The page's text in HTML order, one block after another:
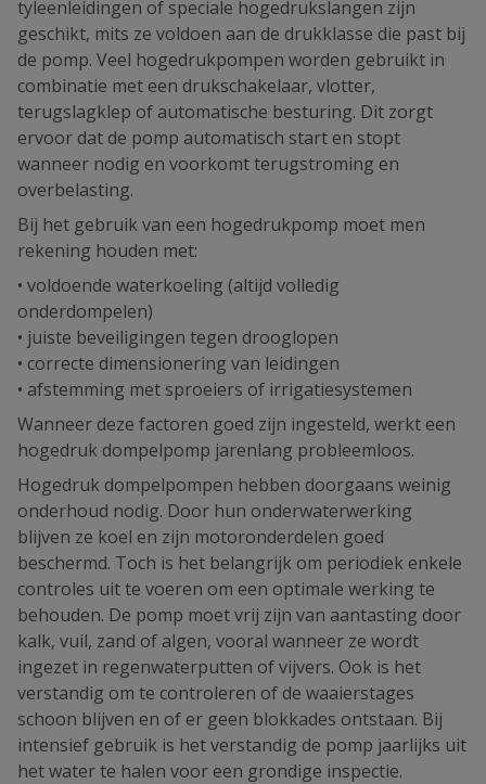
tyleenleidingen of speciale hogedrukslangen zijn
geschikt, mits ze voldoen aan de drukklasse die past bij
de pomp. Veel hogedrukpompen worden gebruikt in
combinatie met een drukschakelaar, vlotter,
terugslagklep of automatische besturing. Dit zorgt
ervoor dat de pomp automatisch start en stopt
wanneer nodig en voorkomt terugstroming en
overbelasting.
Bij het gebruik van een hogedrukpomp moet men
rekening houden met:
• voldoende waterkoeling (altijd volledig
onderdompelen)
• juiste beveiligingen tegen drooglopen
• correcte dimensionering van leidingen
• afstemming met sproeiers of irrigatiesystemen
Wanneer deze factoren goed zijn ingesteld, werkt een
hogedruk dompelpomp jarenlang probleemloos.
Hogedruk dompelpompen hebben doorgaans weinig
onderhoud nodig. Door hun onderwaterwerking
blijven ze koel en zijn motoronderdelen goed
beschermd. Toch is het belangrijk om periodiek enkele
controles uit te voeren om een optimale werking te
behouden. De pomp moet vrij zijn van aantasting door
kalk, vuil, zand of algen, vooral wanneer ze wordt
ingezet in regenwaterputten of vijvers. Ook is het
verstandig om te controleren of de waaierstages
schoon blijven en of er geen blokkades ontstaan. Bij
intensief gebruik is het verstandig de pomp jaarlijks uit
het water te halen voor een grondige inspectie.